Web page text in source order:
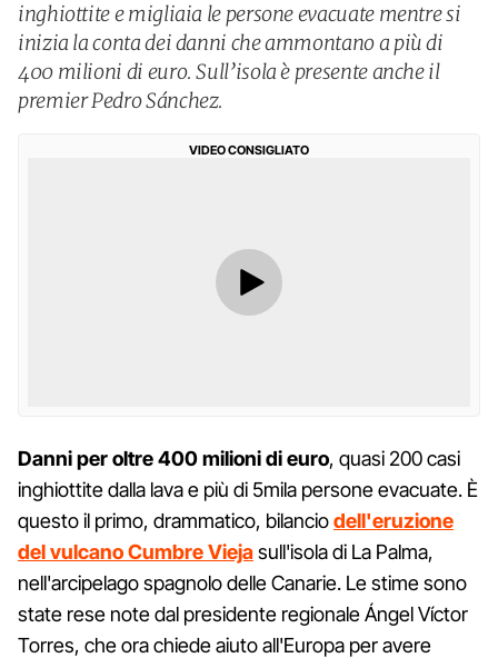
inghiottite e migliaia le persone evacuate mentre si
inizia la conta dei danni che ammontano a più di
400 milioni di euro. Sull’isola è presente anche il
premier Pedro Sánchez.
VIDEO CONSIGLIATO
Danni per oltre 400 milioni di euro, quasi 200 casi
inghiottite dalla lava e più di 5mila persone evacuate. È
questo il primo, drammatico, bilanciodell'eruzione
del vulcano Cumbre Viejasull'isola di La Palma,
nell'arcipelago spagnolo delle Canarie. Le stime sono
state rese note dal presidente regionale Ángel Víctor
Torres, che ora chiede aiuto all'Europa per avere